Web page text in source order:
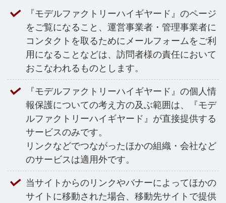
『モデルファクトリーハイギヤード』のページ
をご覧になること、運営事業者・管理事業者に
コンタクトを取るためにメールフォームをご利
用になることなどは、訪問者様の責任において
おこなわれるものとします。
『モデルファクトリーハイギヤード』の個人情
報保護についての考え方の及ぶ範囲は、『モデ
ルファクトリーハイギヤード』が直接提供する
サービスのみです。
リンクなどでつながったほかの組織・会社など
のサービスは適用外です。
当サイトからのリンクやバナーによってほかの
サイトに移動された場合、移動先サイトで提供